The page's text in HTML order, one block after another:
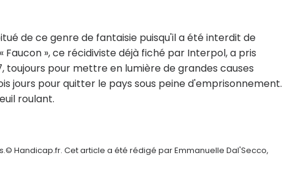
de ce genre de fantaisie puisqu'il a été interdit de
», ce récidiviste déjà fiché par Interpol, a pris
pour mettre en lumière de grandes causes
jours pour quitter le pays sous peine d'emprisonnement.
roulant.
Handicap.fr. Cet article a été rédigé par Emmanuelle Dal'Secco,